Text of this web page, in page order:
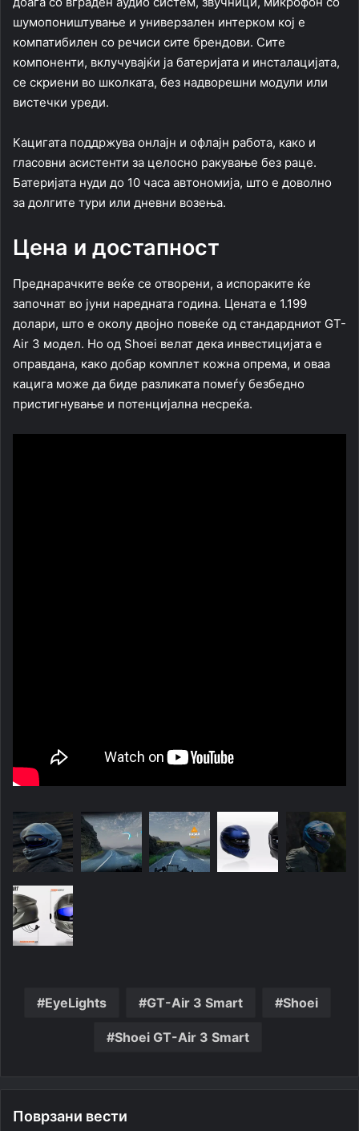
шумопоништување и универзален интерком кој е
компатибилен со речиси сите брендови. Сите
компоненти, вклучувајќи ја батеријата и инсталацијата,
се скриени во школката, без надворешни модули или
вистечки уреди.
Кацигата поддржува онлајн и офлајн работа, како и
гласовни асистенти за целосно ракување без раце.
Батеријата нуди до 10 часа автономија, што е доволно
за долгите тури или дневни возења.
Цена и достапност
Преднарачките веќе се отворени, а испораките ќе
започнат во јуни наредната година. Цената е 1.199
долари, што е околу двојно повеќе од стандардниот GT-
Air 3 модел. Но од Shoei велат дека инвестицијата е
оправдана, како добар комплет кожна опрема, и оваа
кацига може да биде разликата помеѓу безбедно
пристигнување и потенцијална несреќа.
EyeLights GT-Air 3 Smart Shoei
Shoei GT-Air 3 Smart
Поврзани вести